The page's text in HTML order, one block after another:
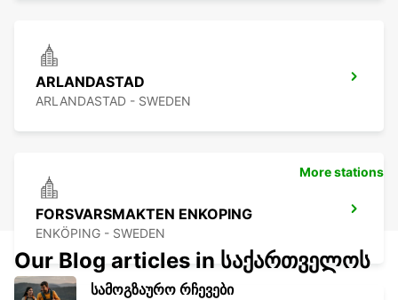
ARLANDASTAD
ARLANDASTAD - SWEDEN
FORSVARSMAKTEN ENKOPING
ENKÖPING - SWEDEN
More stations
Our Blog articles in საქართველოს
სამოგზაურო რჩევები